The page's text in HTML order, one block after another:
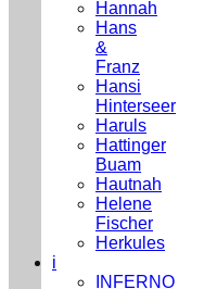
Hannah
Hans
&
Franz
Hansi
Hinterseer
Haruls
Hattinger
Buam
Hautnah
Helene
Fischer
Herkules
i
INFERNO